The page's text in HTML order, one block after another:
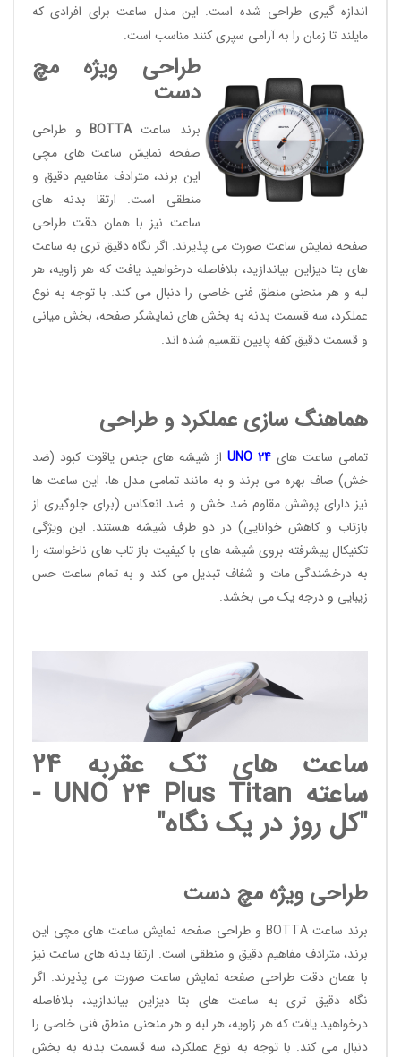
اندازه گیری طراحی شده است. این مدل ساعت برای افرادی که
مایلند تا زمان را به آرامی سپری کنند مناسب است.
طراحی ویژه مچ
دست
برند ساعتBOTTAو طراحی
صفحه نمایش ساعت های مچی
این برند، مترادف مفاهیم دقیق و
منطقی است. ارتقا بدنه های
ساعت نیز با همان دقت طراحی
صفحه نمایش ساعت صورت می پذیرند. اگر نگاه دقیق تری به ساعت
های بتا دیزاین بیاندازید، بلافاصله درخواهید یافت که هر زاویه، هر
لبه و هر منحنی منطق فنی خاصی را دنبال می کند. با توجه به نوع
عملکرد، سه قسمت بدنه به بخش های نمایشگر صفحه، بخش میانی
و قسمت دقیق کفه پایین تقسیم شده اند.
هماهنگ سازی عملکرد و طراحی
تمامی ساعت های UNO 24
از شیشه های جنس یاقوت کبود (ضد
خش) صاف بهره می برند و به مانند تمامی مدل ها، این ساعت ها
نیز دارای پوشش مقاوم ضد خش و ضد انعکاس (برای جلوگیری از
بازتاب و کاهش خوانایی) در دو طرف شیشه هستند. این ویژگی
تکنیکال پیشرفته بروی شیشه های با کیفیت باز تاب های ناخواسته را
به درخشندگی مات و شفاف تبدیل می کند و به تمام ساعت حس
زیبایی و درجه یک می بخشد.
ساعت های تک عقربه 24
ساعته UNO 24 Plus Titan -
"کل روز در یک نگاه"
طراحی ویژه مچ دست
برند ساعت BOTTA و طراحی صفحه نمایش ساعت های مچی این
برند، مترادف مفاهیم دقیق و منطقی است. ارتقا بدنه های ساعت نیز
با همان دقت طراحی صفحه نمایش ساعت صورت می پذیرند. اگر
نگاه دقیق تری به ساعت های بتا دیزاین بیاندازید، بلافاصله
درخواهید یافت که هر زاویه، هر لبه و هر منحنی منطق فنی خاصی را
دنبال می کند. با توجه به نوع عملکرد، سه قسمت بدنه به بخش